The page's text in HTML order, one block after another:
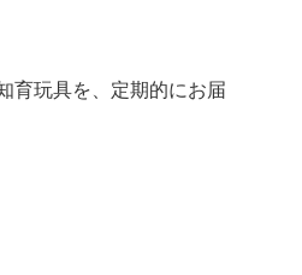
育玩具を、定期的にお届